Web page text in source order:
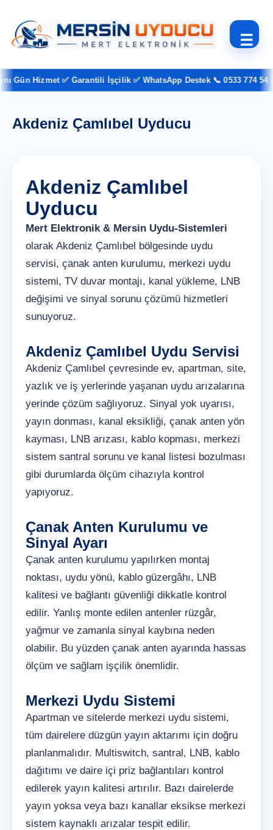
☰
Gün Hizmet ✅ Garantili İşçilik ✅ WhatsApp Destek 📞 0533 774 54 37
Akdeniz Çamlıbel Uyducu
Akdeniz Çamlıbel
Uyducu
Mert Elektronik & Mersin Uydu-Sistemleri
olarak Akdeniz Çamlıbel bölgesinde uydu
servisi, çanak anten kurulumu, merkezi uydu
sistemi, TV duvar montajı, kanal yükleme, LNB
değişimi ve sinyal sorunu çözümü hizmetleri
sunuyoruz.
Akdeniz Çamlıbel Uydu Servisi
Akdeniz Çamlıbel çevresinde ev, apartman, site,
yazlık ve iş yerlerinde yaşanan uydu arızalarına
yerinde çözüm sağlıyoruz. Sinyal yok uyarısı,
yayın donması, kanal eksikliği, çanak anten yön
kayması, LNB arızası, kablo kopması, merkezi
sistem santral sorunu ve kanal listesi bozulması
gibi durumlarda ölçüm cihazıyla kontrol
yapıyoruz.
Çanak Anten Kurulumu ve
Sinyal Ayarı
Çanak anten kurulumu yapılırken montaj
noktası, uydu yönü, kablo güzergâhı, LNB
kalitesi ve bağlantı güvenliği dikkatle kontrol
edilir. Yanlış monte edilen antenler rüzgâr,
yağmur ve zamanla sinyal kaybına neden
olabilir. Bu yüzden çanak anten ayarında hassas
ölçüm ve sağlam işçilik önemlidir.
Merkezi Uydu Sistemi
Apartman ve sitelerde merkezi uydu sistemi,
tüm dairelere düzgün yayın aktarımı için doğru
planlanmalıdır. Multiswitch, santral, LNB, kablo
dağıtımı ve daire içi priz bağlantıları kontrol
edilerek yayın kalitesi artırılır. Bazı dairelerde
yayın yoksa veya bazı kanallar eksikse merkezi
sistem kaynaklı arızalar tespit edilir.